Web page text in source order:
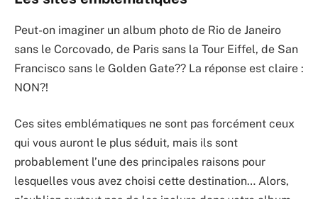
Peut-on imaginer un album photo de Rio de Janeiro
sans le Corcovado, de Paris sans la Tour Eiffel, de San
Francisco sans le Golden Gate?? La réponse est claire :
NON?!
Ces sites emblématiques ne sont pas forcément ceux
qui vous auront le plus séduit, mais ils sont
probablement l’une des principales raisons pour
lesquelles vous avez choisi cette destination… Alors,